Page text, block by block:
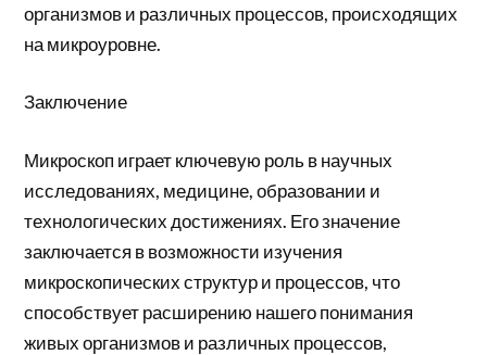
организмов и различных процессов, происходящих
на микроуровне.
Заключение
Микроскоп играет ключевую роль в научных
исследованиях, медицине, образовании и
технологических достижениях. Его значение
заключается в возможности изучения
микроскопических структур и процессов, что
способствует расширению нашего понимания
живых организмов и различных процессов,